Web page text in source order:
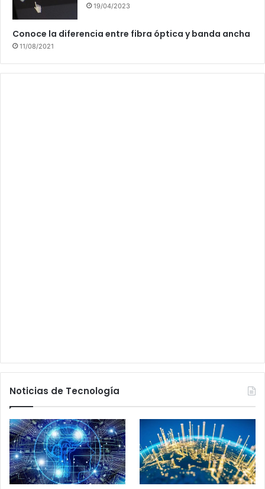
19/04/2023
Conoce la diferencia entre fibra óptica y banda ancha
11/08/2021
Noticias de Tecnología